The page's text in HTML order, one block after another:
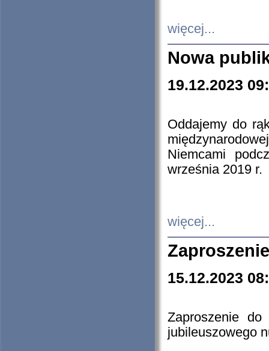
więcej...
Nowa
19.12.2023
Oddajemy do
Niemcami
września 2019 r.
więcej...
15.12.2023
Zaproszenie do
jubileuszowego